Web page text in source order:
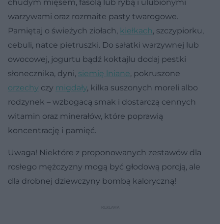
chudym mięsem, fasolą lub rybą i ulubionymi
warzywami oraz rozmaite pasty twarogowe.
Pamiętaj o świeżych ziołach, kiełkach, szczypiorku,
cebuli, natce pietruszki. Do sałatki warzywnej lub
owocowej, jogurtu bądź koktajlu dodaj pestki
słonecznika, dyni, siemię lniane, pokruszone
orzechy czy migdały, kilka suszonych moreli albo
rodzynek – wzbogacą smak i dostarczą cennych
witamin oraz minerałów, które poprawią
koncentrację i pamięć.
Uwaga! Niektóre z proponowanych zestawów dla
rosłego mężczyzny mogą być głodową porcją, ale
dla drobnej dziewczyny bombą kaloryczną!